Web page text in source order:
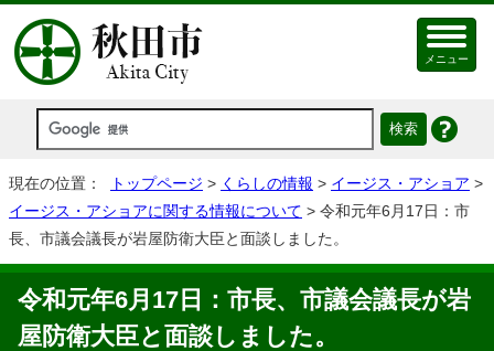
メニュー
現在の位置： トップページ > くらしの情報 > イージス・アショア >
イージス・アショアに関する情報について > 令和元年6月17日：市
長、市議会議長が岩屋防衛大臣と面談しました。
令和元年6月17日：市長、市議会議長が岩
屋防衛大臣と面談しました。